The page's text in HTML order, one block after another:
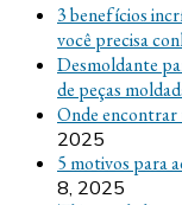
3 benefícios
você precisa
Desmoldante
de peças
Onde encontrar
2025
5 motivos para
8, 2025